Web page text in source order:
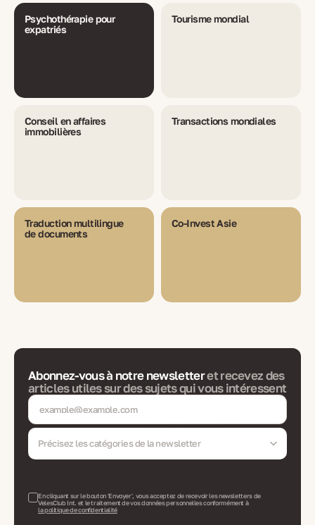
Psychothérapie pour
expatriés
Tourisme mondial
Conseil en affaires
immobilières
Transactions mondiales
Traduction multilingue
de documents
Co-Invest Asie
Abonnez-vous à notre newsletteret recevez des
articles utiles sur des sujets qui vous intéressent
Précisez les catégories de la newsletter
En cliquant sur le bouton 'Envoyer', vous acceptez de recevoir les newsletters de
VelesClub Int. et le traitement de vos données personnelles conformément à
la politique de confidentialité